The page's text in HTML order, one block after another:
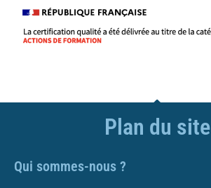
Plan du site
Qui sommes-nous ?